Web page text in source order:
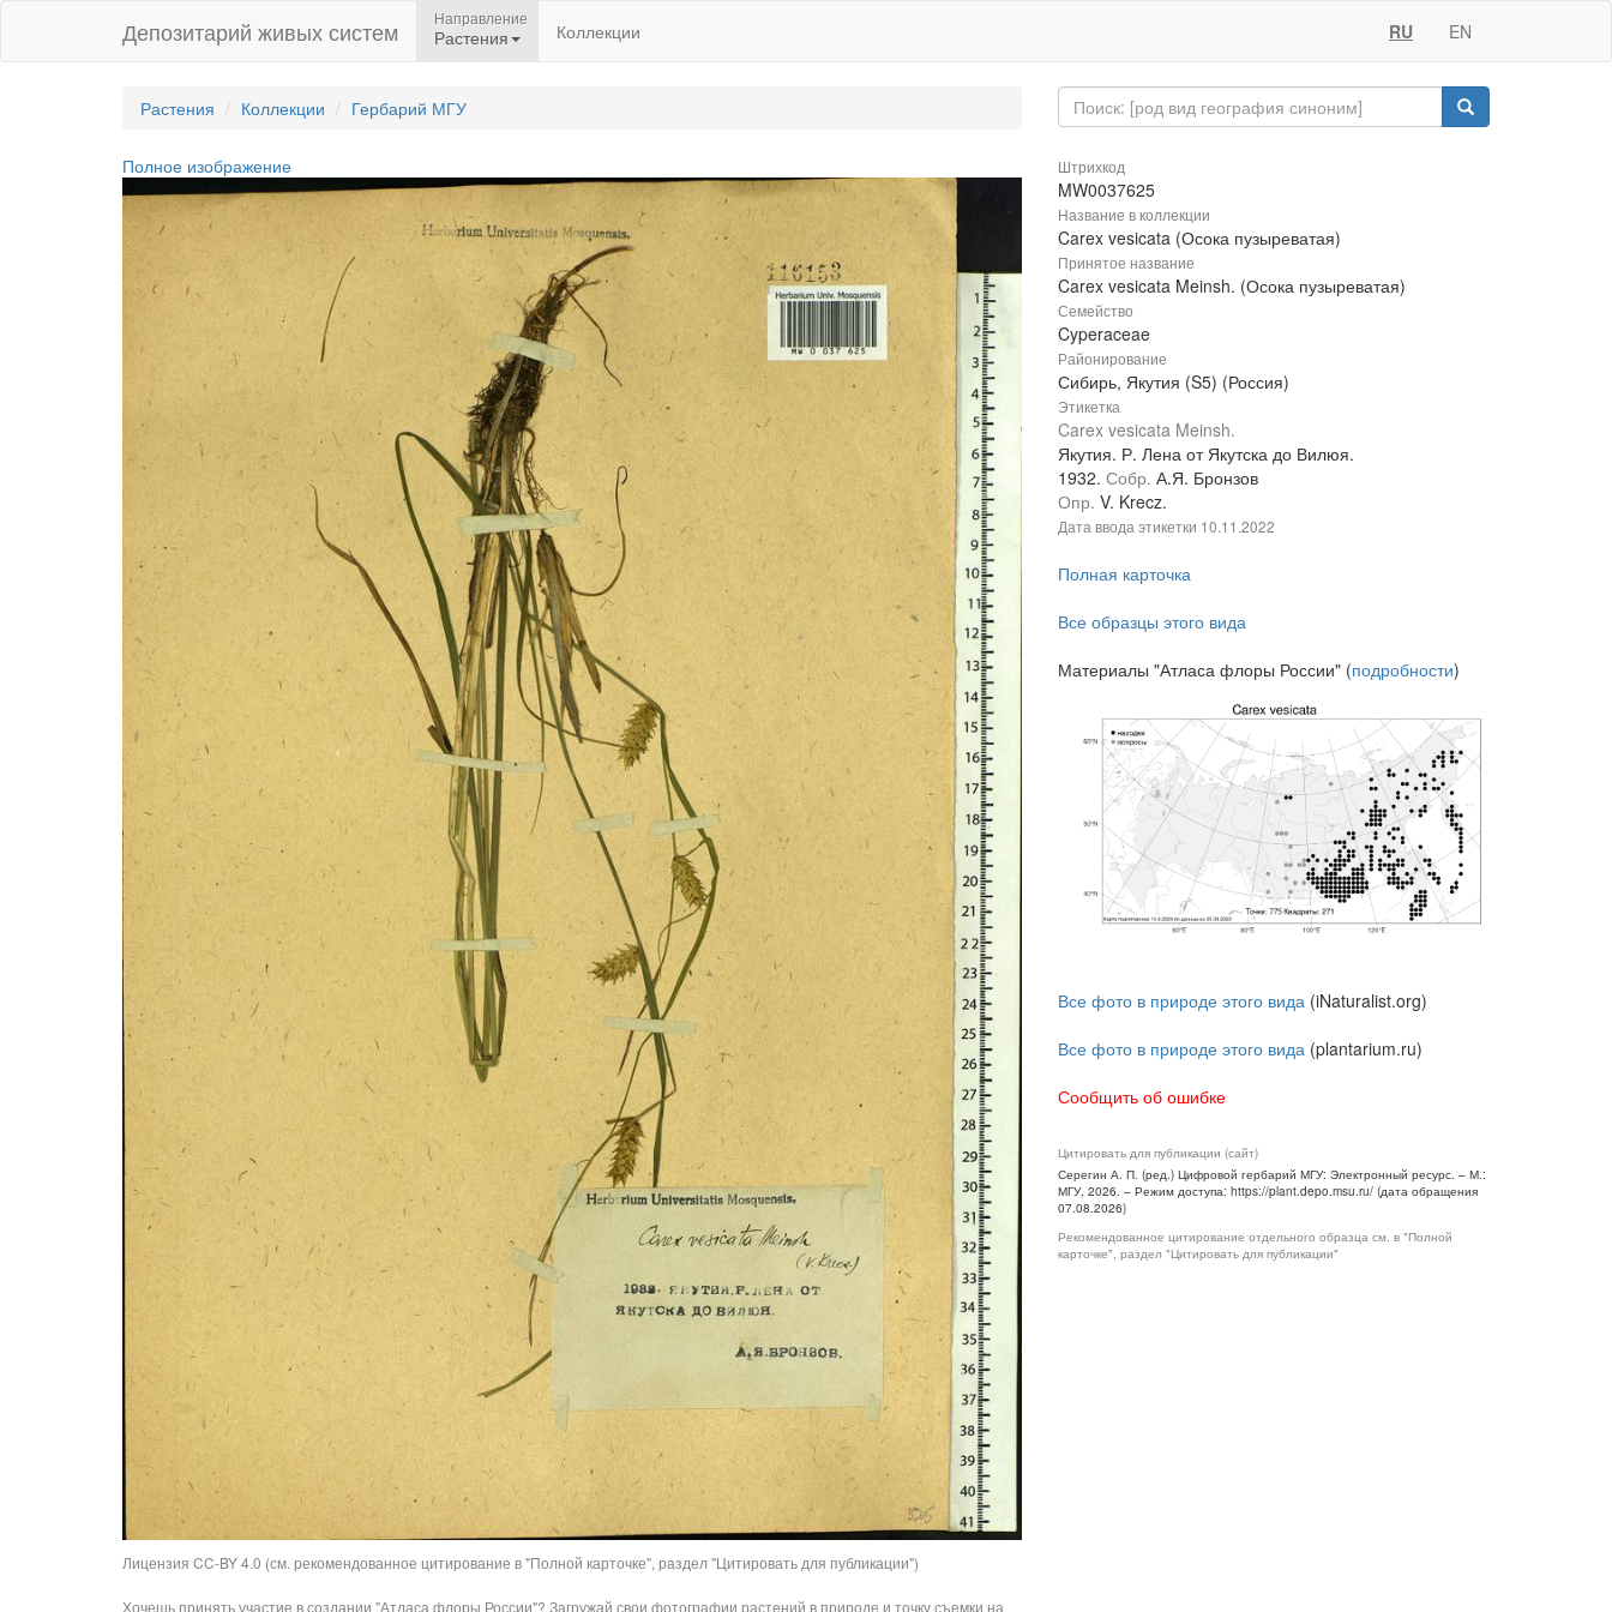
Депозитарий живых систем Направление
Растения Коллекции RU EN
Растения Коллекции Гербарий МГУ
Полное изображение
Лицензия CC-BY 4.0 (см. рекомендованное цитирование в "Полной карточке", раздел "Цитировать для публикации")
Хочешь принять участие в создании "Атласа флоры России"? Загружай свои фотографии растений в природе и точку съемки на
Штрихкод
MW0037625
Название в коллекции
Carex vesicata (Осока пузыреватая)
Принятое название
Carex vesicata Meinsh. (Осока пузыреватая)
Семейство
Cyperaceae
Районирование
Сибирь, Якутия (S5) (Россия)
Этикетка
Carex vesicata Meinsh.
Якутия. Р. Лена от Якутска до Вилюя.
1932. Собр. А.Я. Бронзов
Опр. V. Krecz.
Дата ввода этикетки 10.11.2022
Полная карточка
Все образцы этого вида
Материалы "Атласа флоры России" (подробности)
Все фото в природе этого вида (iNaturalist.org)
Все фото в природе этого вида (plantarium.ru)
Сообщить об ошибке
Цитировать для публикации (сайт)
Серегин А. П. (ред.) Цифровой гербарий МГУ: Электронный ресурс. – М.:
МГУ, 2026. – Режим доступа: https://plant.depo.msu.ru/ (дата обращения
07.08.2026)
Рекомендованное цитирование отдельного образца см. в "Полной
карточке", раздел "Цитировать для публикации"